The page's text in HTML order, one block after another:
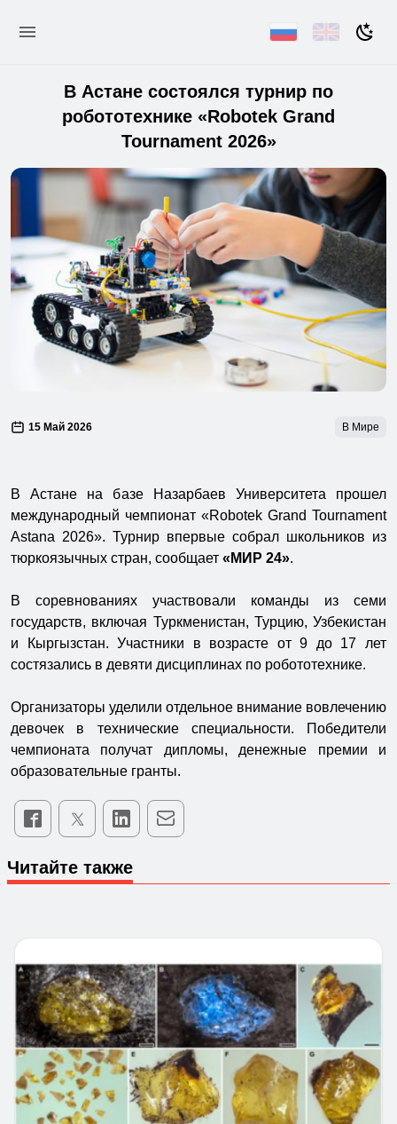
В Астане состоялся турнир по
робототехнике «Robotek Grand
Tournament 2026»
15 Май 2026 В Мире
В Астане на базе Назарбаев Университета прошел
международный чемпионат «Robotek Grand Tournament
Astana 2026». Турнир впервые собрал школьников из
тюркоязычных стран, сообщает «МИР 24».
В соревнованиях участвовали команды из семи
государств, включая Туркменистан, Турцию, Узбекистан
и Кыргызстан. Участники в возрасте от 9 до 17 лет
состязались в девяти дисциплинах по робототехнике.
Организаторы уделили отдельное внимание вовлечению
девочек в технические специальности. Победители
чемпионата получат дипломы, денежные премии и
образовательные гранты.
Читайте также